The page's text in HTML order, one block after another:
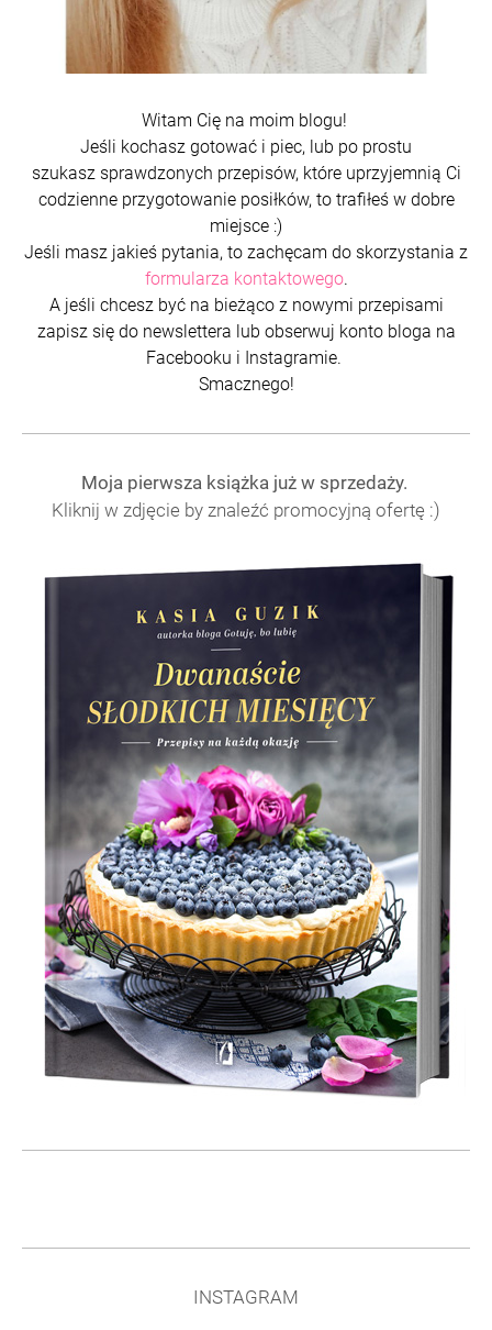
Witam Cię na moim blogu!
Jeśli kochasz gotować i piec, lub po prostu
szukasz sprawdzonych przepisów, które uprzyjemnią Ci
codzienne przygotowanie posiłków, to trafiłeś w dobre
miejsce :)
Jeśli masz jakieś pytania, to zachęcam do skorzystania z
formularza kontaktowego.
A jeśli chcesz być na bieżąco z nowymi przepisami
zapisz się do newslettera lub obserwuj konto bloga na
Facebooku i Instagramie.
Smacznego!
Moja pierwsza książka już w sprzedaży.
Kliknij w zdjęcie by znaleźć promocyjną ofertę :)
INSTAGRAM